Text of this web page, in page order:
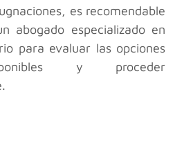
es recomendable
abogado especializado en
para evaluar las opciones
y proceder